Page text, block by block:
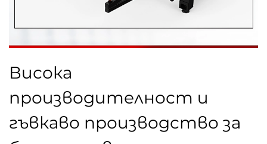
Висока
производителност и
гъвкаво производство за